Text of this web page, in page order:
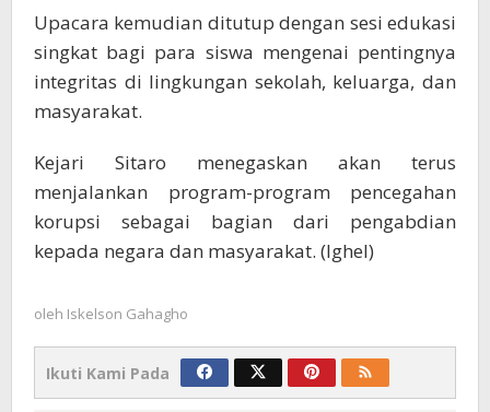
Upacara kemudian ditutup dengan sesi edukasi
singkat bagi para siswa mengenai pentingnya
integritas di lingkungan sekolah, keluarga, dan
masyarakat.
Kejari Sitaro menegaskan akan terus
menjalankan program-program pencegahan
korupsi sebagai bagian dari pengabdian
kepada negara dan masyarakat. (Ighel)
oleh Iskelson Gahagho
Ikuti Kami Pada